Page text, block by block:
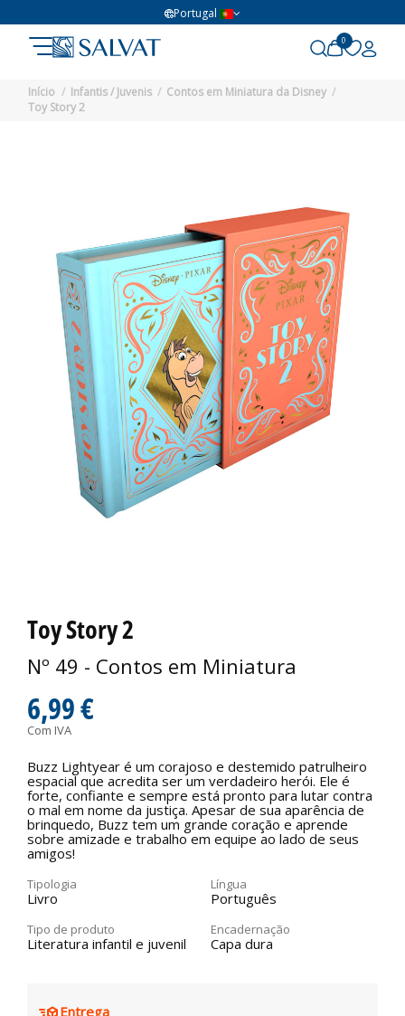
Portugal
0
Início Infantis / Juvenis
Contos em Miniatura da Disney
Toy Story 2
Toy Story 2
Nº 49 - Contos em Miniatura
6,99 €
Com IVA
Buzz Lightyear é um corajoso e destemido patrulheiro
espacial que acredita ser um verdadeiro herói. Ele é
forte, confiante e sempre está pronto para lutar contra
o mal em nome da justiça. Apesar de sua aparência de
brinquedo, Buzz tem um grande coração e aprende
sobre amizade e trabalho em equipe ao lado de seus
amigos!
Tipologia
Livro
Língua
Português
Tipo de produto
Literatura infantil e juvenil
Encadernação
Capa dura
Entrega